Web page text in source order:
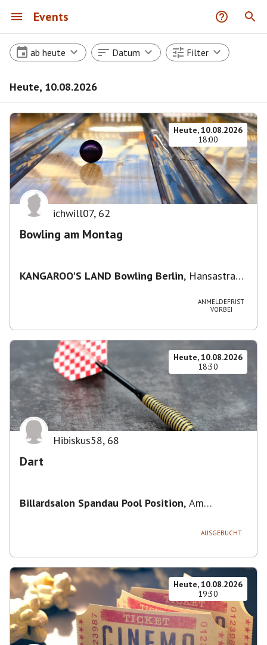
Events
ab heute Datum Filter
Heute, 10.08.2026
Heute, 10.08.2026
18:00
ichwill07, 62
Bowling am Montag
KANGAROO'S LAND Bowling Berlin, Hansastraße
ANMELDEFRIST
VORBEI
Heute, 10.08.2026
18:30
Hibiskus58, 68
Dart
Billardsalon Spandau Pool Position, Am
AUSGEBUCHT
Heute, 10.08.2026
19:30